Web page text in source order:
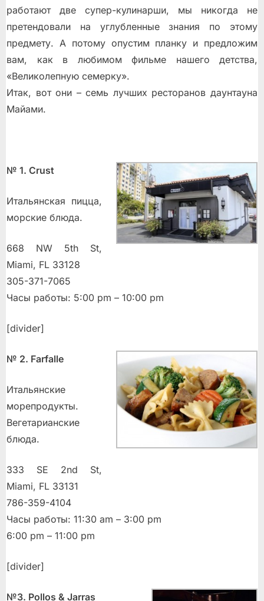
работают две супер-кулинарши, мы никогда не
претендовали на углубленные знания по этому
предмету. А потому опустим планку и предложим
вам, как в любимом фильме нашего детства,
«Великолепную семерку».
Итак, вот они – семь лучших ресторанов даунтауна
Майами.
№ 1. Crust
Итальянская пицца,
морские блюда.
668 NW 5th St,
Miami, FL 33128
305-371-7065
Часы работы: 5:00 pm – 10:00 pm
[divider]
№ 2. Farfalle
Итальянские
морепродукты.
Вегетарианские
блюда.
333 SE 2nd St,
Miami, FL 33131
786-359-4104
Часы работы: 11:30 am – 3:00 pm
6:00 pm – 11:00 pm
[divider]
№3. Pollos & Jarras